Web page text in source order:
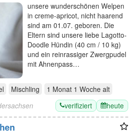
unsere wunderschönen Welpen
in creme-apricot, nicht haarend
sind am 01.07. geboren. Die
Eltern sind unsere liebe Lagotto-
Doodle Hündin (40 cm / 10 kg)
und ein reinrassiger Zwergpudel
mit Ahnenpass…
Mischling 1 Monat 1 Woche alt
verifiziert heute